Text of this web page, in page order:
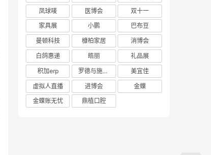
凤球唛
医博会
双十一
家具展
小鹏
巴布豆
曼顿科技
槺柏家居
消博会
白鸽惠递
皓丽
礼品展
积加erp
罗德与施瓦茨
美宜佳
虚拟人直播
进博会
金蝶
金蝶账无忧
鼎植口腔